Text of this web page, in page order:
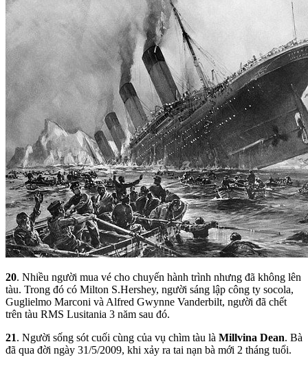
20. Nhiều người mua vé cho chuyến hành trình nhưng đã không lên
tàu. Trong đó có Milton S.Hershey, người sáng lập công ty socola,
Guglielmo Marconi và Alfred Gwynne Vanderbilt, người đã chết
trên tàu RMS Lusitania 3 năm sau đó.
21. Người sống sót cuối cùng của vụ chìm tàu là Millvina Dean. Bà
đã qua đời ngày 31/5/2009, khi xảy ra tai nạn bà mới 2 tháng tuổi.